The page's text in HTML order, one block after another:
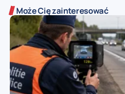
Może Cię zainteresować